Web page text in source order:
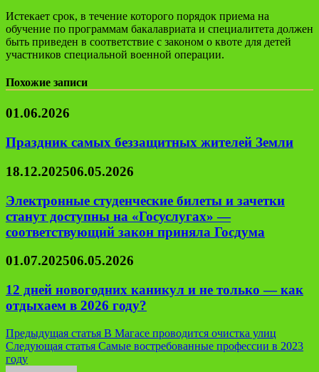
Истекает срок, в течение которого порядок приема на
обучение по программам бакалавриата и специалитета должен
быть приведен в соответствие с законом о квоте для детей
участников специальной военной операции.
Похожие записи
01.06.2026
Праздник самых беззащитных жителей Земли
18.12.202506.05.2026
Электронные студенческие билеты и зачетки
станут доступны на «Госуслугах» —
соответствующий закон приняла Госдума
01.07.202506.05.2026
12 дней новогодних каникул и не только — как
отдыхаем в 2026 году?
Навигация
по
Предыдущая статья В Магасе проводится очистка улиц
Следующая статья Самые востребованные профессии в 2023
году